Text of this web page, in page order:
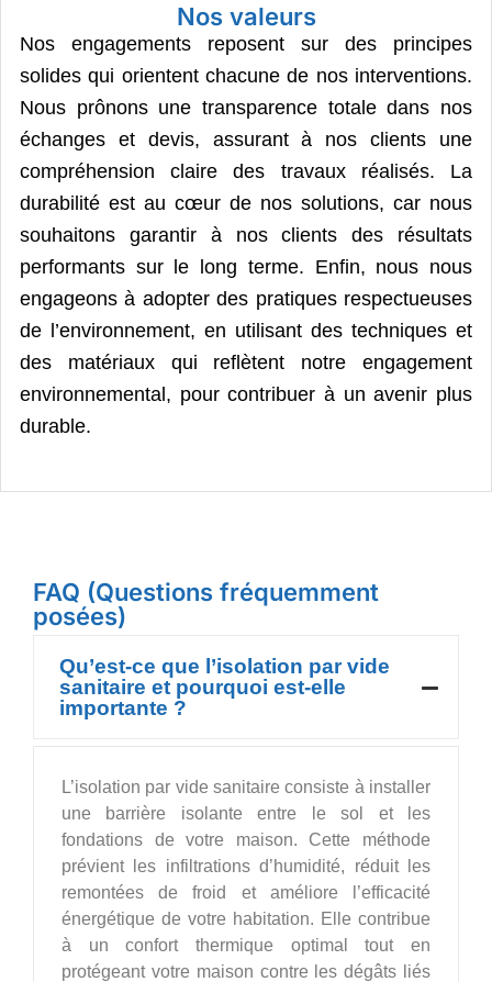
Nos valeurs
Nos engagements reposent sur des principes
solides qui orientent chacune de nos interventions.
Nous prônons une transparence totale dans nos
échanges et devis, assurant à nos clients une
compréhension claire des travaux réalisés. La
durabilité est au cœur de nos solutions, car nous
souhaitons garantir à nos clients des résultats
performants sur le long terme. Enfin, nous nous
engageons à adopter des pratiques respectueuses
de l’environnement, en utilisant des techniques et
des matériaux qui reflètent notre engagement
environnemental, pour contribuer à un avenir plus
durable.
FAQ (Questions fréquemment
posées)
Qu’est-ce que l’isolation par vide
sanitaire et pourquoi est-elle
importante ?
L’isolation par vide sanitaire consiste à installer
une barrière isolante entre le sol et les
fondations de votre maison. Cette méthode
prévient les infiltrations d’humidité, réduit les
remontées de froid et améliore l’efficacité
énergétique de votre habitation. Elle contribue
à un confort thermique optimal tout en
protégeant votre maison contre les dégâts liés